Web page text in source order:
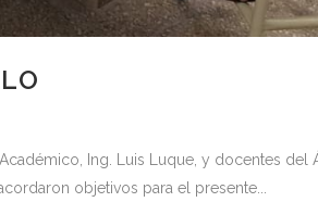
Ing. Luis Luque, y docentes del
objetivos para el presente...